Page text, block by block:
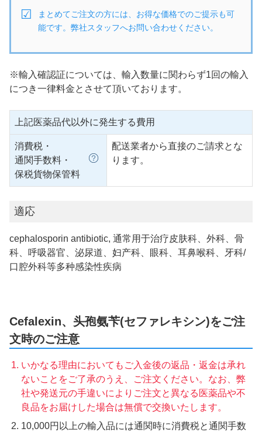
まとめてご注文の方には、お得な価格でのご提示も可
能です。弊社スタッフへお問い合わせください。
※輸入確認証については、輸入数量に関わらず1回の輸入
につき一律料金とさせて頂いております。
上記医薬品代以外に発生する費用
消費税・
通関手数料・
保税貨物保管料
配送業者から直接のご請求とな
ります。
適応
cephalosporin antibiotic, 通常用于治疗皮肤科、外科、骨
科、呼吸器官、泌尿道、妇产科、眼科、耳鼻喉科、牙科/
口腔外科等多种感染性疾病
Cefalexin、头孢氨苄(セファレキシン)をご注
文時のご注意
いかなる理由においてもご入金後の返品・返金は承れ
ないことをご了承のうえ、ご注文ください。なお、弊
社や発送元の手違いによりご注文と異なる医薬品や不
良品をお届けした場合は無償で交換いたします。
10,000円以上の輸入品には通関時に消費税と通関手数